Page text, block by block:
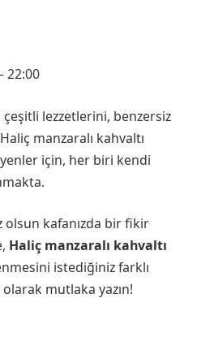
22:00
lezzetlerini, benzersiz
manzaralı kahvaltı
için, her biri kendi
olsun kafanızda bir fikir
Haliç manzaralı kahvaltı
istediğiniz farklı
mutlaka yazın!